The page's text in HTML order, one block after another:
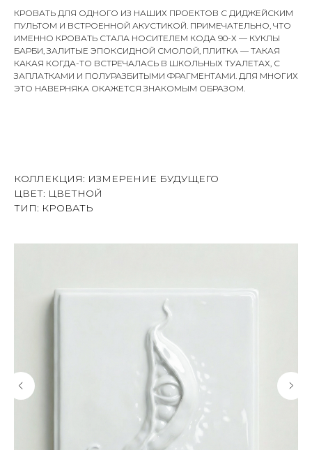
КРОВАТЬ ДЛЯ ОДНОГО ИЗ НАШИХ ПРОЕКТОВ С ДИДЖЕЙСКИМ
ПУЛЬТОМ И ВСТРОЕННОЙ АКУСТИКОЙ. ПРИМЕЧАТЕЛЬНО, ЧТО
ИМЕННО КРОВАТЬ СТАЛА НОСИТЕЛЕМ КОДА 90-Х — КУКЛЫ
БАРБИ, ЗАЛИТЫЕ ЭПОКСИДНОЙ СМОЛОЙ, ПЛИТКА — ТАКАЯ
КАКАЯ КОГДА-ТО ВСТРЕЧАЛАСЬ В ШКОЛЬНЫХ ТУАЛЕТАХ, С
ЗАПЛАТКАМИ И ПОЛУРАЗБИТЫМИ ФРАГМЕНТАМИ. ДЛЯ МНОГИХ
ЭТО НАВЕРНЯКА ОКАЖЕТСЯ ЗНАКОМЫМ ОБРАЗОМ.
КОЛЛЕКЦИЯ: ИЗМЕРЕНИЕ БУДУЩЕГО
ЦВЕТ: ЦВЕТНОЙ
ТИП: КРОВАТЬ